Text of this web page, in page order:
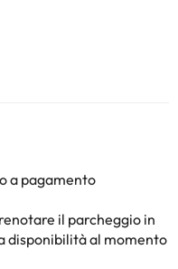
a pagamento
il parcheggio in
disponibilità al momento